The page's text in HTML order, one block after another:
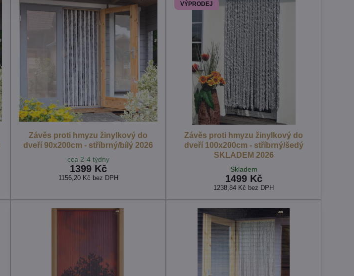
Závěs proti hmyzu žinylkový do
dveří 90x200cm - stříbrný/bílý 2026
cca 2-4 týdny
1399 Kč
1156,20 Kč bez DPH
VÝPRODEJ
Závěs proti hmyzu žinylkový do
dveří 100x200cm - stříbrný/šedý
SKLADEM 2026
Skladem
1499 Kč
1238,84 Kč bez DPH